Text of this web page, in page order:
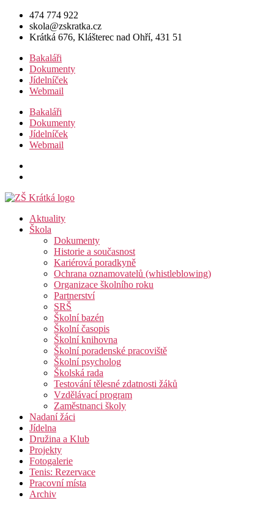
Přejít
obsahu
474 774 922
skola@zskratka.cz
Krátká 676, Klášterec nad Ohří, 431 51
Bakaláři
Dokumenty
Jídelníček
Webmail
Bakaláři
Dokumenty
Jídelníček
Webmail
Aktuality
Škola
Dokumenty
Historie a současnost
Kariérová poradkyně
Ochrana oznamovatelů (whistleblowing)
Organizace školního roku
Partnerství
SRŠ
Školní bazén
Školní časopis
Školní knihovna
Školní poradenské pracoviště
Školní psycholog
Školská rada
Testování tělesné zdatnosti žáků
Vzdělávací program
Zaměstnanci školy
Nadaní žáci
Jídelna
Družina a Klub
Projekty
Fotogalerie
Tenis: Rezervace
Pracovní místa
Archiv